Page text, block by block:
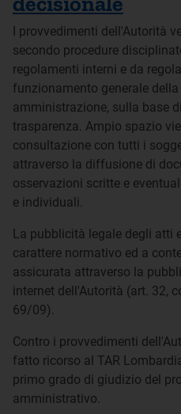
I provvedimenti dell'Autorità
secondo procedure
regolamenti interni e da
funzionamento generale
amministrazione, sulla base
trasparenza. Ampio spazio
consultazione con tutti i
attraverso la diffusione di
osservazioni scritte e
e individuali.
La pubblicità legale degli atti
carattere normativo ed a
assicurata attraverso la
internet dell'Autorità (art. 32,
69/09).
Contro i provvedimenti
fatto ricorso al TAR
primo grado di giudizio del
amministrativo.